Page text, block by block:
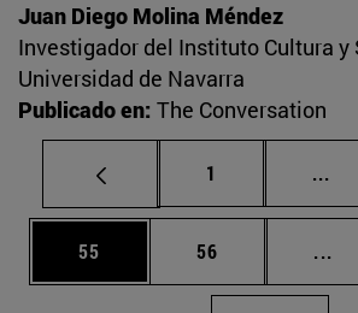
Juan Diego Molina Méndez
Investigador del Instituto Cultura y
Universidad de Navarra
Publicado en: The Conversation
Página
1 ...
Página
55 Página
56 ...